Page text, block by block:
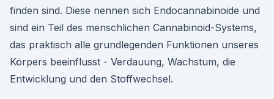
finden sind. Diese nennen sich Endocannabinoide und
sind ein Teil des menschlichen Cannabinoid-Systems,
das praktisch alle grundlegenden Funktionen unseres
Körpers beeinflusst - Verdauung, Wachstum, die
Entwicklung und den Stoffwechsel.